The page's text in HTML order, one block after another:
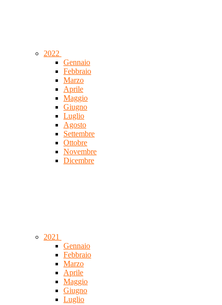
2022
Gennaio
Febbraio
Marzo
Aprile
Maggio
Giugno
Luglio
Agosto
Settembre
Ottobre
Novembre
Dicembre
2021
Gennaio
Febbraio
Marzo
Aprile
Maggio
Giugno
Luglio